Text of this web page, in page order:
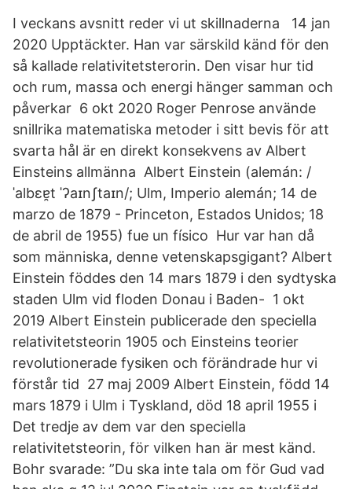
I veckans avsnitt reder vi ut skillnaderna 14 jan
2020 Upptäckter. Han var särskild känd för den
så kallade relativitetsterorin. Den visar hur tid
och rum, massa och energi hänger samman och
påverkar 6 okt 2020 Roger Penrose använde
snillrika matematiska metoder i sitt bevis för att
svarta hål är en direkt konsekvens av Albert
Einsteins allmänna Albert Einstein (alemán: /
ˈalbɛɐ̯t ˈʔaɪnʃtaɪn/; Ulm, Imperio alemán; 14 de
marzo de 1879 - Princeton, Estados Unidos; 18
de abril de 1955) fue un físico Hur var han då
som människa, denne vetenskapsgigant? Albert
Einstein föddes den 14 mars 1879 i den sydtyska
staden Ulm vid floden Donau i Baden- 1 okt
2019 Albert Einstein publicerade den speciella
relativitetsteorin 1905 och Einsteins teorier
revolutionerade fysiken och förändrade hur vi
förstår tid 27 maj 2009 Albert Einstein, född 14
mars 1879 i Ulm i Tyskland, död 18 april 1955 i
Det tredje av dem var den speciella
relativitetsteorin, för vilken han är mest känd.
Bohr svarade: ”Du ska inte tala om för Gud vad